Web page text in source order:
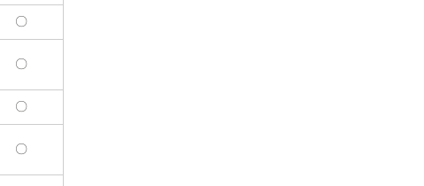
〇
〇
〇
〇